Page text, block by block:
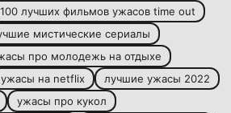
100 лучших фильмов ужасов time out
мистические сериалы
про молодежь на отдыхе
ужасы на netflix
лучшие ужасы 2022
ужасы про кукол